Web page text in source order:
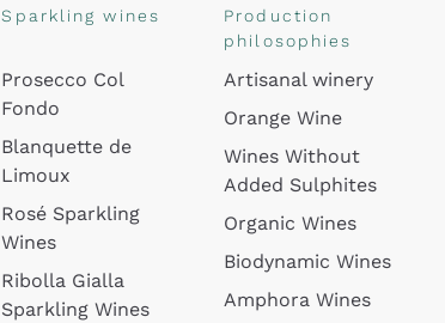
Sparkling wines
Prosecco Col
Fondo
Blanquette de
Limoux
Rosé Sparkling
Wines
Ribolla Gialla
Sparkling Wines
Production
philosophies
Artisanal winery
Orange Wine
Wines Without
Added Sulphites
Organic Wines
Biodynamic Wines
Amphora Wines